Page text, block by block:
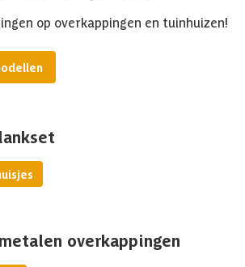
op overkappingen en tuinhuizen!
overkappingen